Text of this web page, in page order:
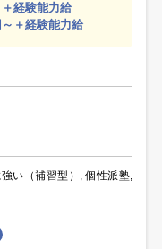
経験能力給
＋経験能力給
い（補習型）, 個性派塾,